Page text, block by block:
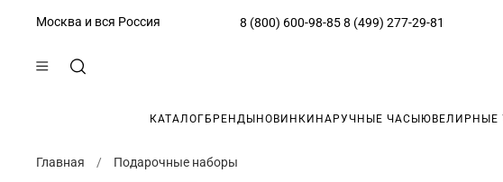
Москва и вся Россия 8 (800) 600-98-85 8 (499) 277-29-81
КАТАЛОГ БРЕНДЫ НОВИНКИ НАРУЧНЫЕ ЧАСЫ ЮВЕЛИРНЫЕ
Главная Подарочные наборы